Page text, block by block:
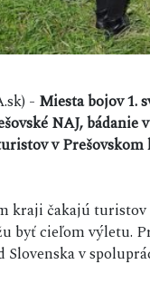
- Miesta bojov 1.
NAJ, bádanie
v
kraji čakajú
byť cieľom výletu.
Slovenska v